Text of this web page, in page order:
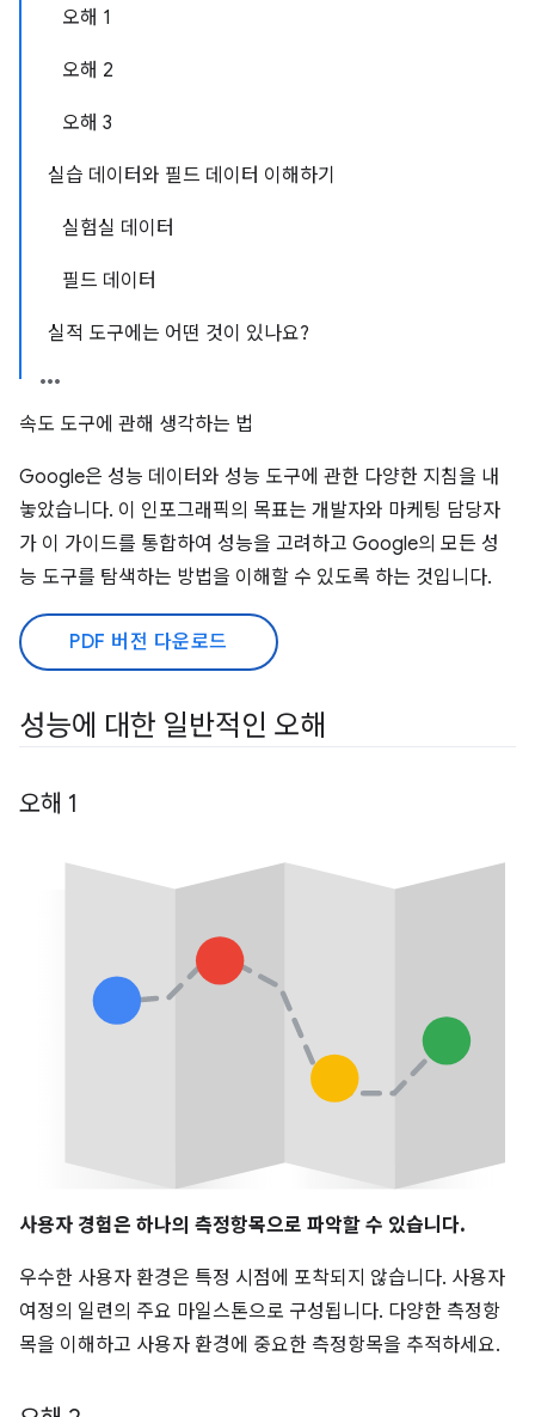
오해 1
오해 2
오해 3
실습 데이터와 필드 데이터 이해하기
실험실 데이터
필드 데이터
실적 도구에는 어떤 것이 있나요?
속도 도구에 관해 생각하는 법
Google은 성능 데이터와 성능 도구에 관한 다양한 지침을 내
놓았습니다. 이 인포그래픽의 목표는 개발자와 마케팅 담당자
가 이 가이드를 통합하여 성능을 고려하고 Google의 모든 성
능 도구를 탐색하는 방법을 이해할 수 있도록 하는 것입니다.
PDF 버전 다운로드
성능에 대한 일반적인 오해
오해 1
사용자 경험은 하나의 측정항목으로 파악할 수 있습니다.
우수한 사용자 환경은 특정 시점에 포착되지 않습니다. 사용자
여정의 일련의 주요 마일스톤으로 구성됩니다. 다양한 측정항
목을 이해하고 사용자 환경에 중요한 측정항목을 추적하세요.